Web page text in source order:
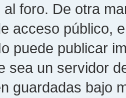
foro. De otra
acceso público,
puede publicar
sea un servidor
guardadas bajo